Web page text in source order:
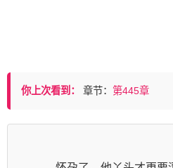
你上次看到： 章节： 第445章